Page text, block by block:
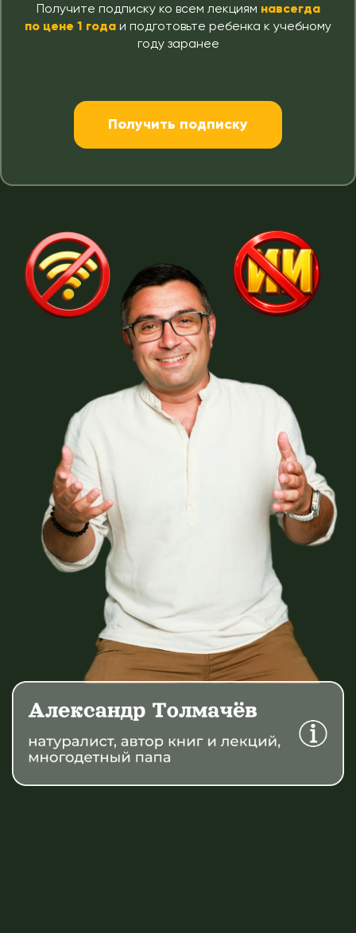
Получите подписку ко всем лекциям навсегда
по цене 1 года и подготовьте ребенка к учебному
году заранее
Получить подписку